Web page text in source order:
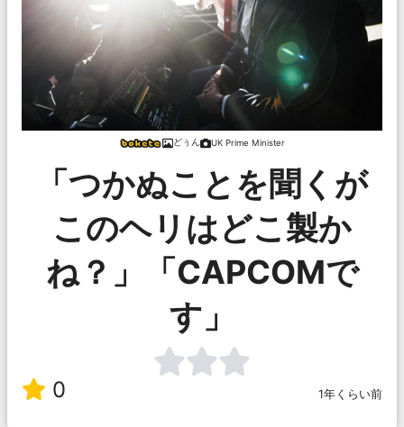
どぅん UK Prime Minister
「つかぬことを聞くが
このヘリはどこ製か
ね？」「CAPCOMで
す」
0 1年くらい前